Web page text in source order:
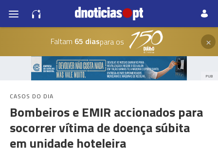
Faltam 65 diaspara os ×
PUB
CASOS DO DIA
Bombeiros e EMIR accionados para
socorrer vítima de doença súbita
em unidade hoteleira